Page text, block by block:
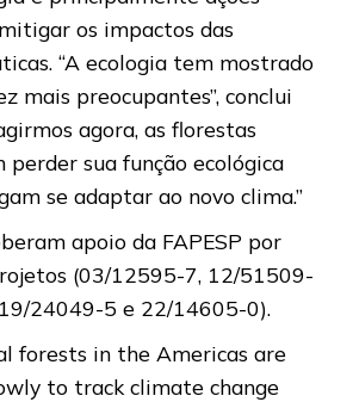
os impactos das
“A ecologia tem mostrado
mais preocupantes”, conclui
agora, as florestas
perder sua função ecológica
se adaptar ao novo clima.”
apoio da FAPESP por
(03/12595-7, 12/51509-
24049-5 e 22/14605-0).
forests in the Americas are
to track climate change